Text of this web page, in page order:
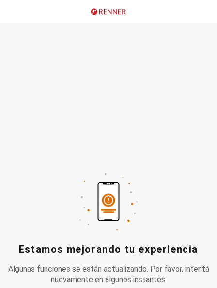
Estamos mejorando tu experiencia
Algunas funciones se están actualizando. Por favor, intentá
nuevamente en algunos instantes.